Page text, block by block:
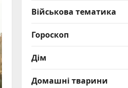
Військова тематика
Гороскоп
Дім
Домашні тварини